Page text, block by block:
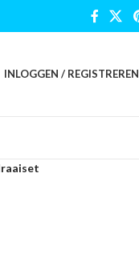
INLOGGEN / REGISTREREN